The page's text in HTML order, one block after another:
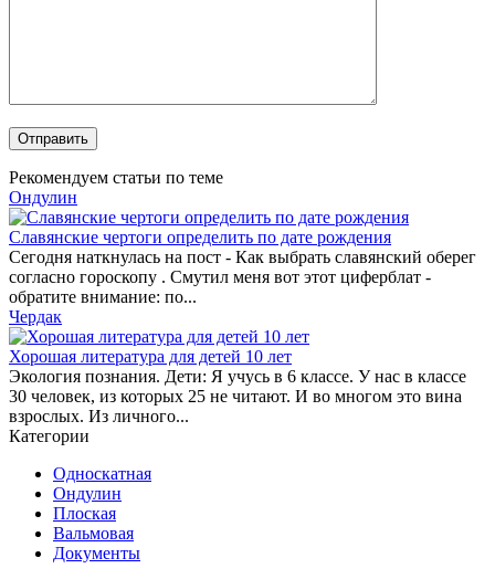
Рекомендуем статьи по теме
Ондулин
Славянские чертоги определить по дате рождения
Сегодня наткнулась на пост - Как выбрать славянский оберег
согласно гороскопу . Смутил меня вот этот циферблат -
обратите внимание: по...
Чердак
Хорошая литература для детей 10 лет
Экология познания. Дети: Я учусь в 6 классе. У нас в классе
30 человек, из которых 25 не читают. И во многом это вина
взрослых. Из личного...
Категории
Односкатная
Ондулин
Плоская
Вальмовая
Документы